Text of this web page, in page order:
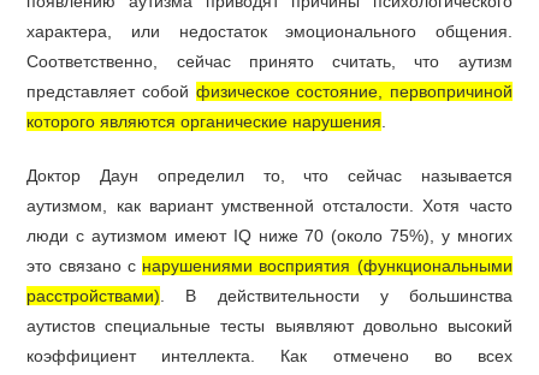
характера, или недостаток эмоционального общения.
Соответственно, сейчас принято считать, что аутизм
представляет собой физическое состояние, первопричиной
которого являются органические нарушения
Доктор Даун определил то, что сейчас называется
аутизмом, как вариант умственной отсталости. Хотя часто
люди с аутизмом имеют IQ ниже 70 (около 75%), у многих
это связано с нарушениями восприятия (функциональными
расстройствами) . В действительности у большинства
аутистов специальные тесты выявляют довольно высокий
коэффициент интеллекта. Как отмечено во всех